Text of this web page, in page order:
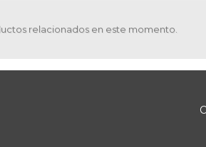
relacionados en este momento.